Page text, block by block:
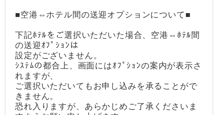
■空港⇔ホテル間の送迎オプションについて■
下記ﾎﾃﾙをご選択いただいた場合、空港⇔ﾎﾃﾙ間
の送迎ｵﾌﾟｼｮﾝは
設定がございません。
ｼｽﾃﾑの都合上、画面にはｵﾌﾟｼｮﾝの案内が表示さ
れますが、
ご選択いただいてもお申し込みを承ることがで
きません。
恐れ入りますが、あらかじめご了承くださいま